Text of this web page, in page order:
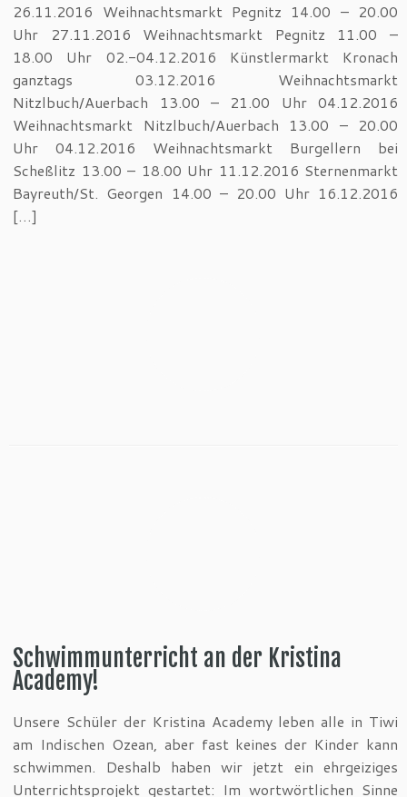
26.11.2016 Weihnachtsmarkt Pegnitz 14.00 – 20.00
Uhr 27.11.2016 Weihnachtsmarkt Pegnitz 11.00 –
18.00 Uhr 02.-04.12.2016 Künstlermarkt Kronach
ganztags 03.12.2016 Weihnachtsmarkt
Nitzlbuch/Auerbach 13.00 – 21.00 Uhr 04.12.2016
Weihnachtsmarkt Nitzlbuch/Auerbach 13.00 – 20.00
Uhr 04.12.2016 Weihnachtsmarkt Burgellern bei
Scheßlitz 13.00 – 18.00 Uhr 11.12.2016 Sternenmarkt
Bayreuth/St. Georgen 14.00 – 20.00 Uhr 16.12.2016
[…]
Schwimmunterricht an der Kristina
Academy!
Unsere Schüler der Kristina Academy leben alle in Tiwi
am Indischen Ozean, aber fast keines der Kinder kann
schwimmen. Deshalb haben wir jetzt ein ehrgeiziges
Unterrichtsprojekt gestartet: Im wortwörtlichen Sinne